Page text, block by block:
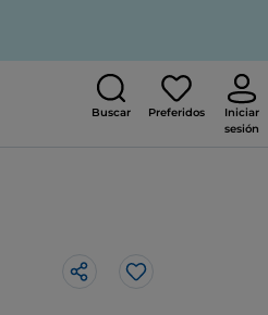
Buscar Preferidos
Iniciar
sesión
Me gusta